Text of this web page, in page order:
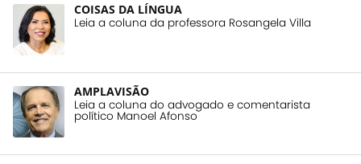
COISAS DA LÍNGUA
Leia a coluna da professora Rosangela Villa
AMPLAVISÃO
Leia a coluna do advogado e comentarista
político Manoel Afonso